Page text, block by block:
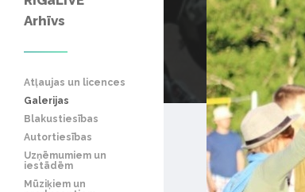
Arhīvs
Atļaujas un licences
Galerijas
Blakustiesības
Autortiesības
Uzņēmumiem un
iestādēm
Mūziķiem un